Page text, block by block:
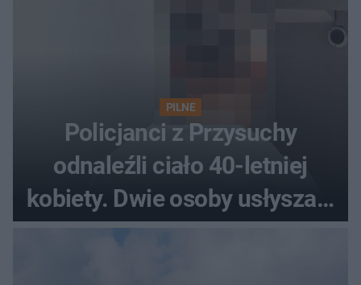
PILNE
Policjanci z Przysuchy
odnaleźli ciało 40-letniej
kobiety. Dwie osoby usłyszały
zarzut zabójstwa